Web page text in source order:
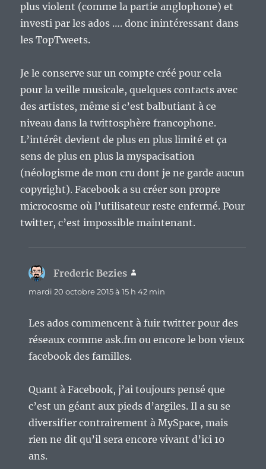
plus violent (comme la partie anglophone) et
investi par les ados …. donc inintéressant dans
les TopTweets.
Je le conserve sur un compte créé pour cela
pour la veille musicale, quelques contacts avec
des artistes, même si c’est balbutiant à ce
niveau dans la twittosphère francophone.
L’intérêt devient de plus en plus limité et ça
sens de plus en plus la myspacisation
(néologisme de mon cru dont je ne garde aucun
copyright). Facebook a su créer son propre
microcosme où l’utilisateur reste enfermé. Pour
twitter, c’est impossible maintenant.
Frederic Bezies
mardi 20 octobre 2015 à 15 h 42 min
Les ados commencent à fuir twitter pour des
réseaux comme ask.fm ou encore le bon vieux
facebook des familles.
Quant à Facebook, j’ai toujours pensé que
c’est un géant aux pieds d’argiles. Il a su se
diversifier contrairement à MySpace, mais
rien ne dit qu’il sera encore vivant d’ici 10
ans.